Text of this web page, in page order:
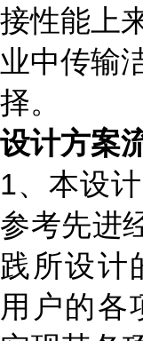
接性能上
业中传输
择。
设计方案
1、 本设
参考先进
践所设计
用户的各